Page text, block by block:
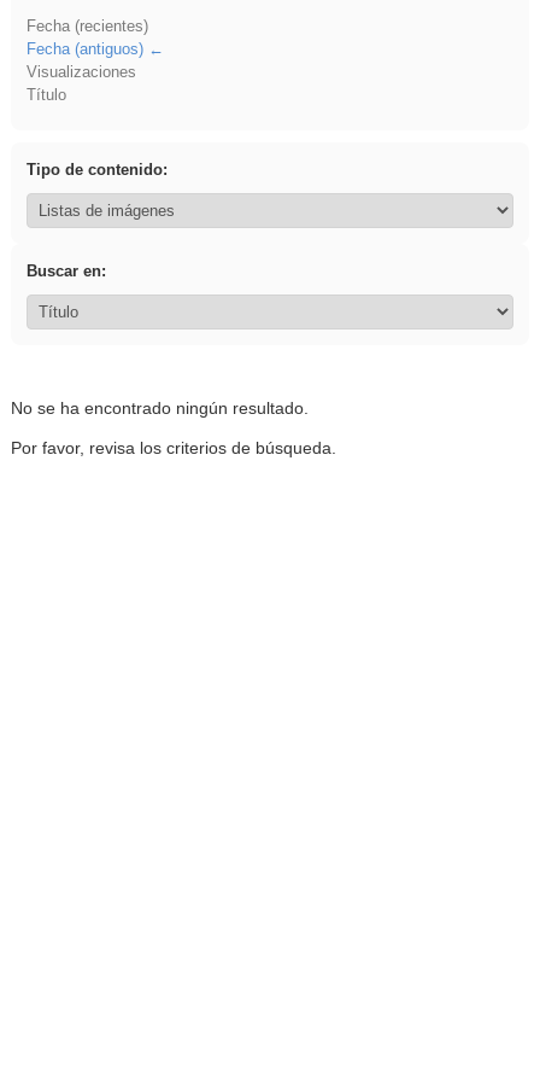
Fecha (recientes)
Fecha (antiguos)
Visualizaciones
Título
Tipo de contenido:
Buscar en:
No se ha encontrado ningún resultado.
Por favor, revisa los criterios de búsqueda.